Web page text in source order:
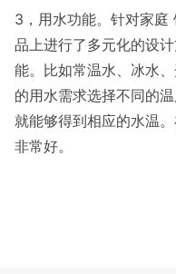
3，用水功能。针对家庭
品上进行了多元化的设
能。比如常温水、冰水
的用水需求选择不同的
就能够得到相应的水温
非常好。